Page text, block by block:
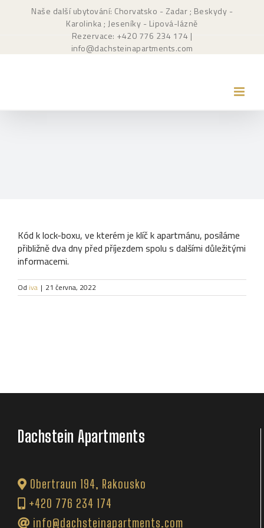
PřeskočitNaše další ubytování: Chorvatsko - Zadar; Beskydy -
Karolinka; Jeseníky - Lipová-lázně
Rezervace: +420 776 234 174 |
info@dachsteinapartments.com
Kód k lock-boxu, ve kterém je klíč k apartmánu, posíláme
přibližně dva dny před příjezdem spolu s dalšími důležitými
informacemi.
Od iva | 21 června, 2022
Dachstein Apartments
Obertraun 194, Rakousko
+420 776 234 174
info@dachsteinapartments.com